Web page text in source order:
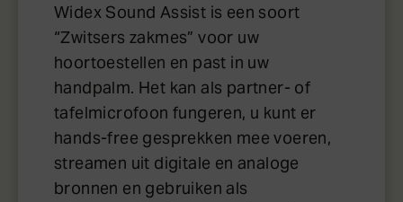
Widex Sound Assist is een soort
“Zwitsers zakmes” voor uw
hoortoestellen en past in uw
handpalm. Het kan als partner- of
tafelmicrofoon fungeren, u kunt er
hands-free gesprekken mee voeren,
streamen uit digitale en analoge
bronnen en gebruiken als